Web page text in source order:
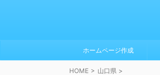
ホームページ作成
HOME > 山口県 >